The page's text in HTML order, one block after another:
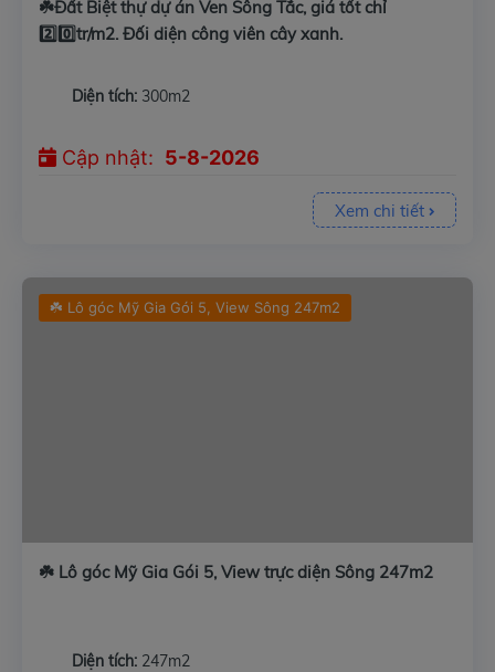
☘️Đất Biệt thự dự án Ven Sông Tắc, giá tốt chỉ
2️⃣0️⃣tr/m2. Đối diện công viên cây xanh.
Diện tích: 300m2
Cập nhật: 5-8-2026
Xem chi tiết
☘️ Lô góc Mỹ Gia Gói 5, View Sông 247m2
☘️ Lô góc Mỹ Gia Gói 5, View trực diện Sông 247m2
Diện tích: 247m2